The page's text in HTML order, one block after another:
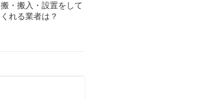
搬・搬入・設置をして
くれる業者は？